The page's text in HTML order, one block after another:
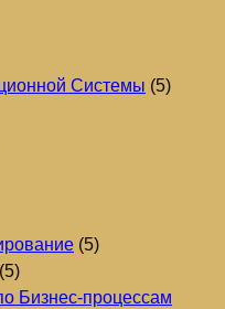
Системы (5)
(5)
(5)
Бизнес-процессам